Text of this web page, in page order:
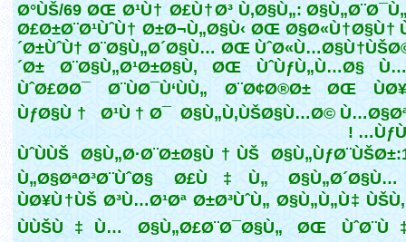
Ø°ÙŠ/69 ØŒ Ø¹Ù† Ø£Ù†Ø³ Ù‚Ø§Ù„:
Ø£Ø±Ø¨Ø¹ÙˆÙ† Ø±Ø¬Ù„Ø§Ù‹ ØŒ Ø§Ø«Ù†Ø§Ù†
´Ø±ÙˆÙ† Ø¨Ø§Ù„Ø´Ø§Ù… ØŒ
´Ø± Ø¨Ø§Ù„Ø¹Ø±Ø§Ù‚ ØŒ ÙˆÙƒÙ„Ù…Ø§
ÙˆØ£Ø­Ø¯ Ø¨ÙØ¯Ù‘ÙÙ„ Ø¨Ø¢Ø®Ø± ØŒ
ÙƒØ§Ù† Ø¹Ù†Ø¯ Ø§Ù„Ù‚ÙŠØ§Ù…Ø©
ÙˆÙÙŠ Ø§Ù„Ø·Ø¨Ø±Ø§Ù†ÙŠ
Ù„Ø§ØªØ³Ø¨ÙˆØ§ Ø£Ù‡Ù„
ÙØ¥Ù†ÙŠ Ø³Ù…Ø¹Øª Ø±Ø³ÙˆÙ„ Ø§Ù„Ù„Ù‡
ÙÙŠÙ‡Ù… Ø§Ù„Ø£Ø¨Ø¯Ø§Ù„ ØŒ